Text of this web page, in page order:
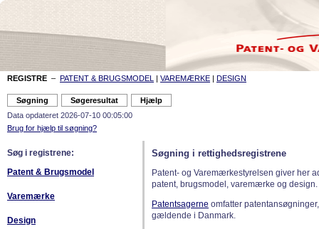
REGISTRE – PATENT & BRUGSMODEL | VAREMÆRKE | DESIGN
Data opdateret 2026-07-10 00:05:00
Brug for hjælp til søgning?
Søg i registrene:
Patent & Brugsmodel
Varemærke
Design
Søgning i rettighedsregistrene
Patent- og Varemærkestyrelsen giver her
patent, brugsmodel, varemærke og design.
Patentsagerne omfatter
gældende i Danmark.